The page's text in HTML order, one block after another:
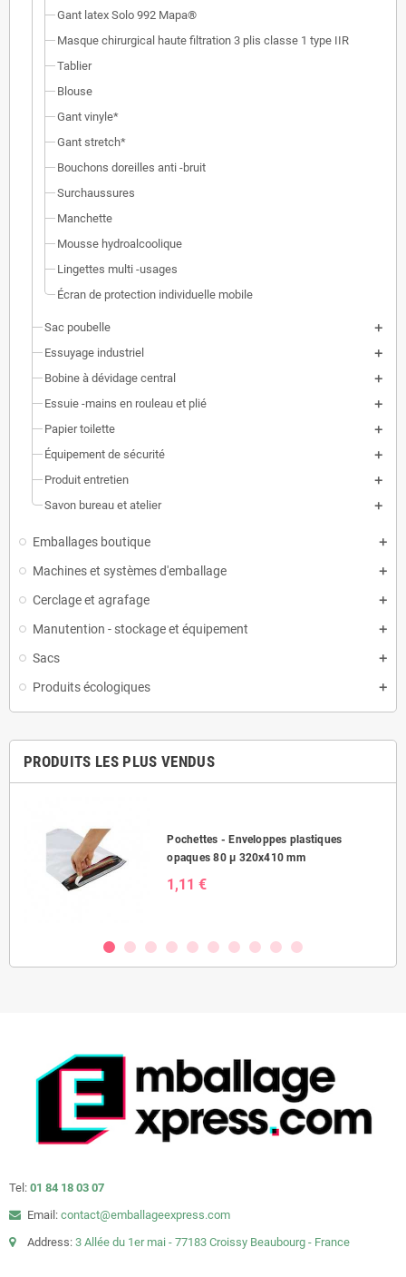
Gant latex Solo 992 Mapa®
Masque chirurgical haute filtration 3 plis classe 1 type IIR
Tablier
Blouse
Gant vinyle*
Gant stretch*
Bouchons doreilles anti -bruit
Surchaussures
Manchette
Mousse hydroalcoolique
Lingettes multi -usages
Écran de protection individuelle mobile
Sac poubelle
Essuyage industriel
Bobine à dévidage central
Essuie -mains en rouleau et plié
Papier toilette
Équipement de sécurité
Produit entretien
Savon bureau et atelier
Emballages boutique
Machines et systèmes d'emballage
Cerclage et agrafage
Manutention - stockage et équipement
Sacs
Produits écologiques
PRODUITS LES PLUS VENDUS
Pochettes - Enveloppes plastiques
opaques 80 µ 320x410 mm
1,11 €
Tel: 01 84 18 03 07
Email: contact@emballageexpress.com
Address: 3 Allée du 1er mai - 77183 Croissy Beaubourg - France